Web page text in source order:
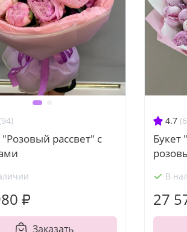
"Розовый рассвет" с
₽
Заказать
4.7
Букет
В
27